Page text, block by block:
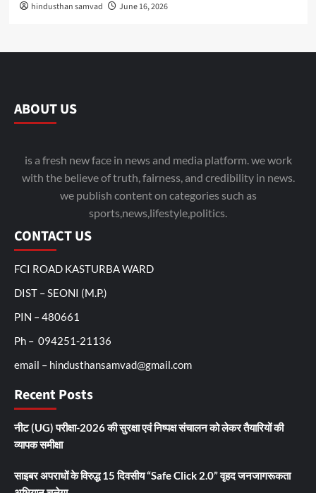
hindusthan samvad June 16, 2026
ABOUT US
is a fresh new face in news and media platform. we work
with the believe of truth, fairness, and credibility in news.
we publish content on categories such as
sports,news,lifestyle,politics.
CONTACT US
FCI ROAD KASTURBA WARD
DIST – SEONI (M.P.)
PIN – 480661
Ph – 094251-21136
email – hindusthansamvad@gmail.com
Recent Posts
नीट (UG) परीक्षा-2026 की सुरक्षा एवं निष्पक्ष संचालन को लेकर तैयारियों की
व्यापक समीक्षा
साइबर अपराधों के विरुद्ध 15 दिवसीय “Safe Click 2.0” वृहद जनजागरूकता